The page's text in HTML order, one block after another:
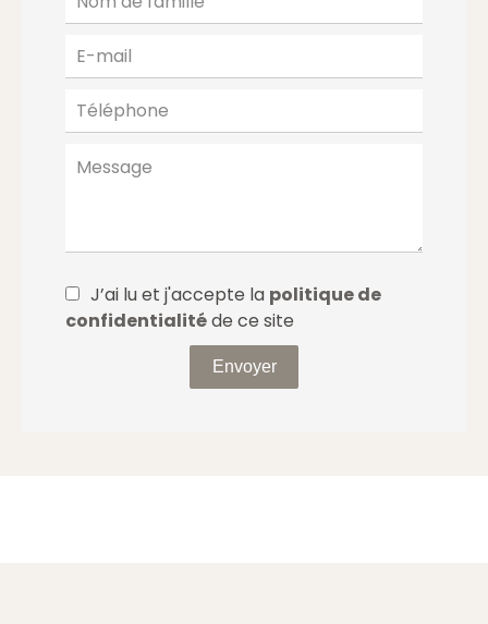
J’ai lu et j'accepte la politique de
confidentialitéde ce site
Envoyer